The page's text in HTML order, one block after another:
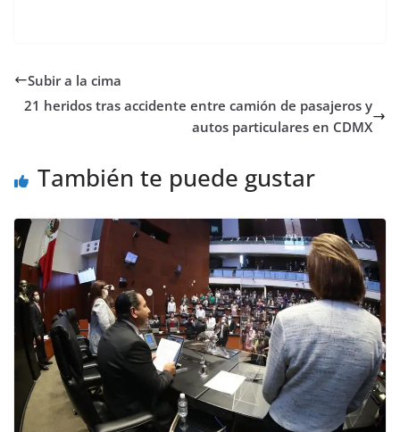
Subir a la cima
21 heridos tras accidente entre camión de pasajeros y
autos particulares en CDMX
También te puede gustar